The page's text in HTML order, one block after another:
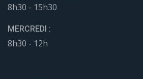
8h30 - 15h30
MERCREDI :
8h30 - 12h